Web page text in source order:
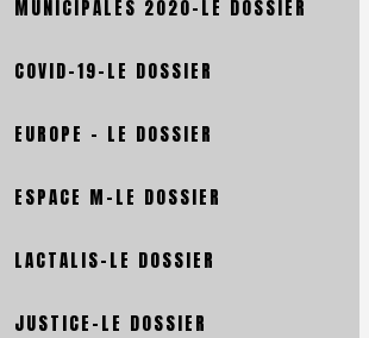
MUNICIPALES 2020-LE DOSSIER
COVID-19-LE DOSSIER
EUROPE – LE DOSSIER
ESPACE M-LE DOSSIER
LACTALIS-LE DOSSIER
JUSTICE-LE DOSSIER